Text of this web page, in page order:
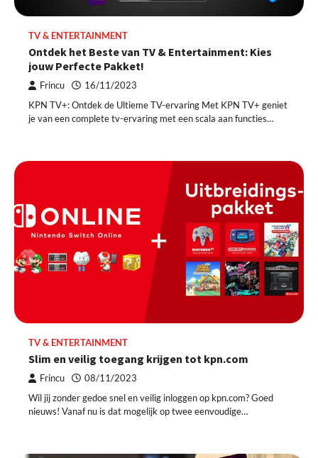
TV & ENTERTAINMENT
Ontdek het Beste van TV & Entertainment: Kies
jouw Perfecte Pakket!
Frincu 16/11/2023
KPN TV+: Ontdek de Ultieme TV-ervaring Met KPN TV+ geniet
je van een complete tv-ervaring met een scala aan functies…
TV & ENTERTAINMENT
Slim en veilig toegang krijgen tot kpn.com
Frincu 08/11/2023
Wil jij zonder gedoe snel en veilig inloggen op kpn.com? Goed
nieuws! Vanaf nu is dat mogelijk op twee eenvoudige…